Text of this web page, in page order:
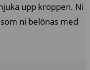
upp kroppen. Ni
ni belönas med